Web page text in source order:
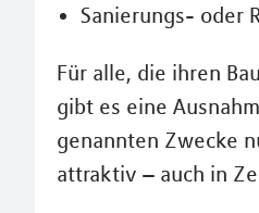
Sanierungs- oder
Für alle, die ihren
gibt es eine
genannten Zwecke
attraktiv – auch in